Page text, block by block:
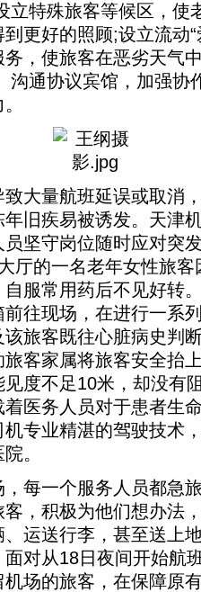
立特殊旅客等候区，使
更好的照顾;设立流动
，使旅客在恶劣天气
沟通协议宾馆，加强协
量航班延误或取消
旧疾易被诱发。天津
员坚守岗位随时应对突
厅的一名老年女性旅
服常用药后不见好转
往现场，在进行一系
旅客既往心脏病史判
客家属将旅客安全抬
度不足10米，却没有
医务人员对于患者生
专业精湛的驾驶技术
。
一个服务人员都急
，积极为他们想办法
运送行李，甚至送上
对从18日夜间开始航
场的旅客，在保障原